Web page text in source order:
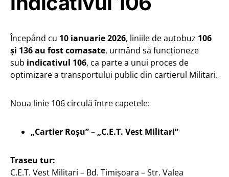
Începând cu 10 ianuarie 2026, liniile de autobuz 106
și 136 au fost comasate, urmând să funcționeze
sub indicativul 106, ca parte a unui proces de
optimizare a transportului public din cartierul Militari.
Noua linie 106 circulă între capetele:
„Cartier Roșu” – „C.E.T. Vest Militari”
Traseu tur:
C.E.T. Vest Militari – Bd. Timișoara – Str. Valea